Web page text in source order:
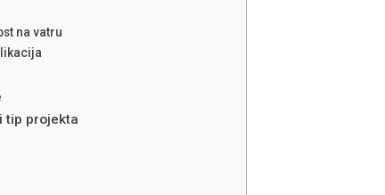
na vatru
tip projekta